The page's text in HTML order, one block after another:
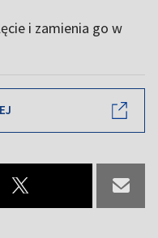
i zamienia go w